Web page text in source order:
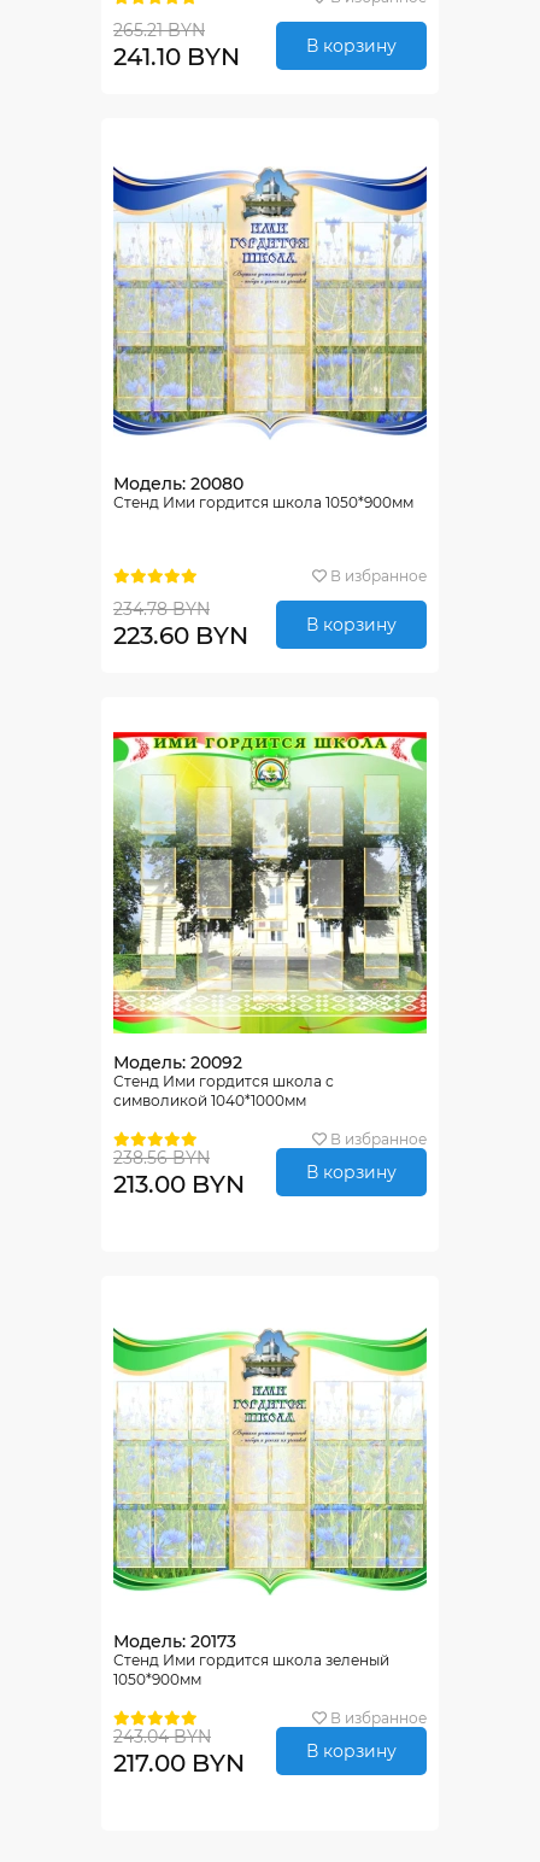
265.21 BYN
241.10 BYN В корзину
Модель: 20080
Стенд Ими гордится школа 1050*900мм
В избранное
234.78 BYN
223.60 BYN В корзину
Модель: 20092
Стенд Ими гордится школа с
символикой 1040*1000мм
В избранное
238.56 BYN
213.00 BYN В корзину
Модель: 20173
Стенд Ими гордится школа зеленый
1050*900мм
В избранное
243.04 BYN
217.00 BYN В корзину